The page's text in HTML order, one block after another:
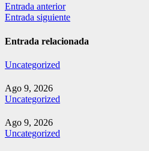
Navegación
de
entradas
Entrada anterior
Entrada siguiente
Entrada relacionada
Uncategorized
Ago 9, 2026
Uncategorized
Ago 9, 2026
Uncategorized